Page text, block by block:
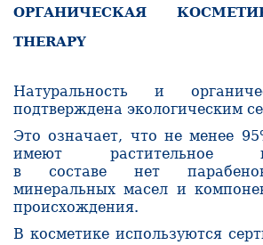
ОРГАНИЧЕСКАЯ
THERAPY
Натуральность и
подтверждена экологическим
Это означает, что не менее
имеют растительное
в составе нет
минеральных масел и
происхождения.
В косметике используются